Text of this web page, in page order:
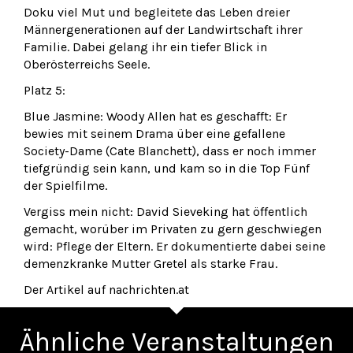
Doku viel Mut und begleitete das Leben dreier
Männergenerationen auf der Landwirtschaft ihrer
Familie. Dabei gelang ihr ein tiefer Blick in
Oberösterreichs Seele.
Platz 5:
Blue Jasmine: Woody Allen hat es geschafft: Er
bewies mit seinem Drama über eine gefallene
Society-Dame (Cate Blanchett), dass er noch immer
tiefgründig sein kann, und kam so in die Top Fünf
der Spielfilme.
Vergiss mein nicht: David Sieveking hat öffentlich
gemacht, worüber im Privaten zu gern geschwiegen
wird: Pflege der Eltern. Er dokumentierte dabei seine
demenzkranke Mutter Gretel als starke Frau.
Der Artikel auf nachrichten.at
Ähnliche Veranstaltungen